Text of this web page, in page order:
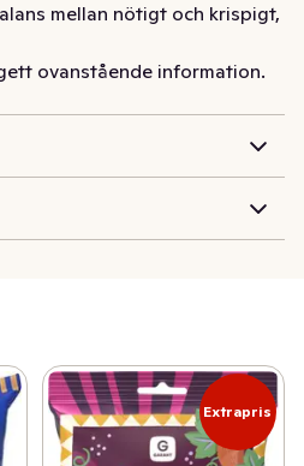
mellan nötigt och krispigt,
ovanstående information.
Extrapris